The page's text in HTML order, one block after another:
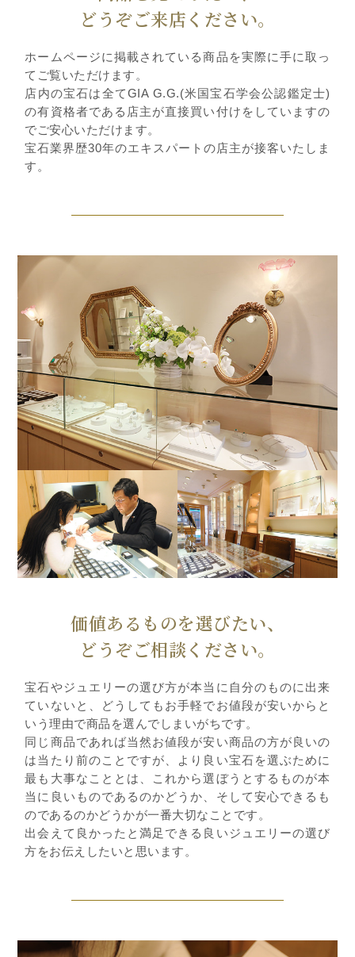
どうぞご来店ください。
ホームページに掲載されている商品を実際に手に取っ
てご覧いただけます。
店内の宝石は全てGIA G.G.(米国宝石学会公認鑑定士)
の有資格者である店主が直接買い付けをしていますの
でご安心いただけます。
宝石業界歴30年のエキスパートの店主が接客いたしま
す。
価値あるものを選びたい、
どうぞご相談ください。
宝石やジュエリーの選び方が本当に自分のものに出来
ていないと、どうしてもお手軽でお値段が安いからと
いう理由で商品を選んでしまいがちです。
同じ商品であれば当然お値段が安い商品の方が良いの
は当たり前のことですが、より良い宝石を選ぶために
最も大事なこととは、これから選ぼうとするものが本
当に良いものであるのかどうか、そして安心できるも
のであるのかどうかが一番大切なことです。
出会えて良かったと満足できる良いジュエリーの選び
方をお伝えしたいと思います。